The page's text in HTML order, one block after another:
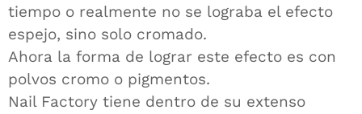
tiempo o realmente no se lograba el efecto
espejo, sino solo cromado.
Ahora la forma de lograr este efecto es con
polvos cromo o pigmentos.
Nail Factory tiene dentro de su extenso